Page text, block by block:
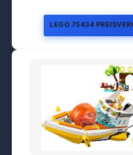
LEGO 75434